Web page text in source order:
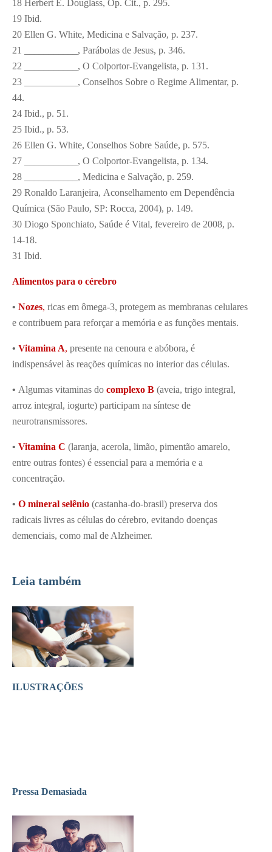
18 Herbert E. Douglass, Op. Cit., p. 295.
19 Ibid.
20 Ellen G. White, Medicina e Salvação, p. 237.
21
___________, Parábolas de Jesus, p. 346.
22 ___________, O Colportor-Evangelista, p. 131.
23 ___________, Conselhos Sobre o Regime Alimentar, p.
44.
24 Ibid., p. 51.
25 Ibid., p. 53.
26 Ellen G. White, Conselhos Sobre Saúde, p. 575.
27 ___________, O Colportor-Evangelista, p. 134.
28 ___________, Medicina e Salvação, p. 259.
29 Ronaldo Laranjeira, Aconselhamento em Dependência
Química (São Paulo, SP: Rocca, 2004), p. 149.
30 Diogo Sponchiato, Saúde é Vital, fevereiro de 2008, p.
14-18.
31 Ibid.
Alimentos para o cérebro
• Nozes, ricas em ômega-3, protegem as membranas celulares
e contribuem para reforçar a memória e as funções mentais.
• Vitamina A, presente na cenoura e abóbora, é
indispensável às reações químicas no interior das células.
• Algumas vitaminas do complexo B (aveia, trigo integral,
arroz integral, iogurte) participam na síntese de
neurotransmissores.
• Vitamina C (laranja, acerola, limão, pimentão amarelo,
entre outras fontes) é essencial para a memória e a
concentração.
• O mineral selênio (castanha-do-brasil) preserva dos
radicais livres as células do cérebro, evitando doenças
demenciais, como mal de Alzheimer.
Leia também
ILUSTRAÇÕES
Pressa Demasiada